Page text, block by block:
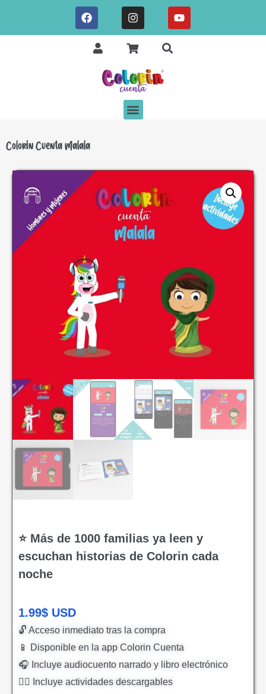
Colorin Cuenta Malala
⭐ Más de 1000 familias ya leen y
escuchan historias de Colorin cada
noche
1.99$ USD
🔓 Acceso inmediato tras la compra
📱 Disponible en la app Colorin Cuenta
🎧 Incluye audiocuento narrado y libro electrónico
✍🏻 Incluye actividades descargables